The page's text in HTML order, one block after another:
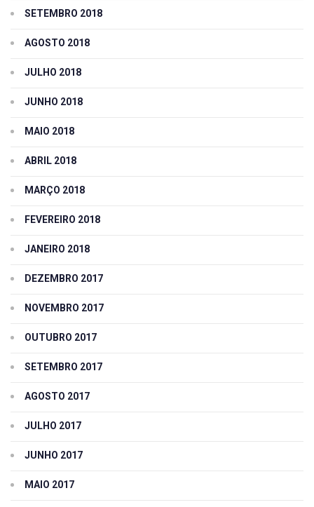
SETEMBRO 2018
AGOSTO 2018
JULHO 2018
JUNHO 2018
MAIO 2018
ABRIL 2018
MARÇO 2018
FEVEREIRO 2018
JANEIRO 2018
DEZEMBRO 2017
NOVEMBRO 2017
OUTUBRO 2017
SETEMBRO 2017
AGOSTO 2017
JULHO 2017
JUNHO 2017
MAIO 2017